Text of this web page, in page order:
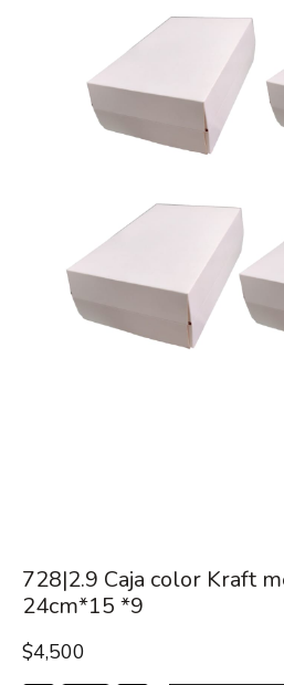
728|2.9 Caja color Kraft
24cm*15 *9
$4,500